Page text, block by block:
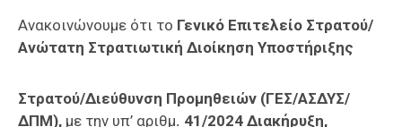
Ανακοινώνουμε ότι το Γενικό Επιτελείο Στρατού/
Ανώτατη Στρατιωτική Διοίκηση Υποστήριξης
Στρατού/Διεύθυνση Προμηθειών (ΓΕΣ/ΑΣΔΥΣ/
ΔΠΜ), με την υπ’ αριθμ. 41/2024 Διακήρυξη,